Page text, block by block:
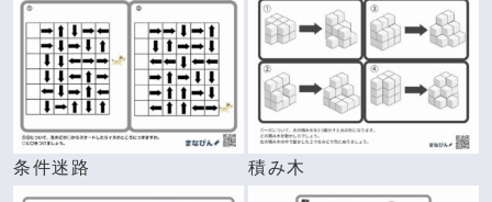
条件迷路 積み木